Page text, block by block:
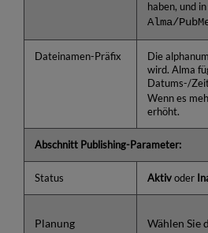
haben, und
Alma/
Dateinamen-Präfix
Die
wird. Alma
Datums-/
Wenn es
erhöht.
Abschnitt Publishing-Parameter:
Status Aktivoder
Planung
Wählen Sie